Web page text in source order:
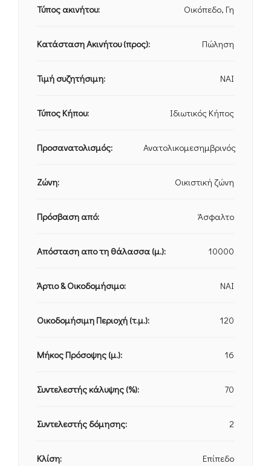
Τύπος ακινήτου: Οικόπεδο, Γη
Κατάσταση Ακινήτου (προς): Πώληση
Τιμή συζητήσιμη: ΝΑΙ
Τύπος Κήπου: Ιδιωτικός Κήπος
Προσανατολισμός: Ανατολικομεσημβρινός
Ζώνη: Οικιστική ζώνη
Πρόσβαση από: Άσφαλτο
Απόσταση απο τη θάλασσα (μ.): 10000
Άρτιο & Οικοδομήσιμο: NAI
Οικοδομήσιμη Περιοχή (τ.μ.): 120
Μήκος Πρόσοψης (μ.): 16
Συντελεστής κάλυψης (%): 70
Συντελεστής δόμησης: 2
Κλίση: Επίπεδο